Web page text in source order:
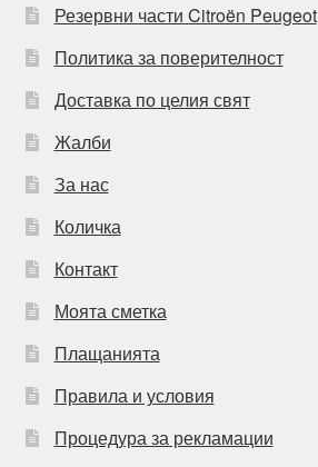
Резервни части Citroën Peugeot
Политика за поверителност
Доставка по целия свят
Жалби
За нас
Количка
Контакт
Моята сметка
Плащанията
Правила и условия
Процедура за рекламации